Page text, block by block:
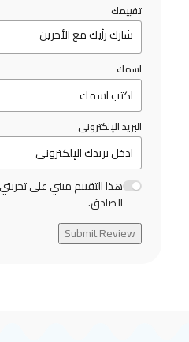
تقييمك
اسمك
البريد الإلكترونى
هذا التقييم مبني على
الصادق.
Submit Review